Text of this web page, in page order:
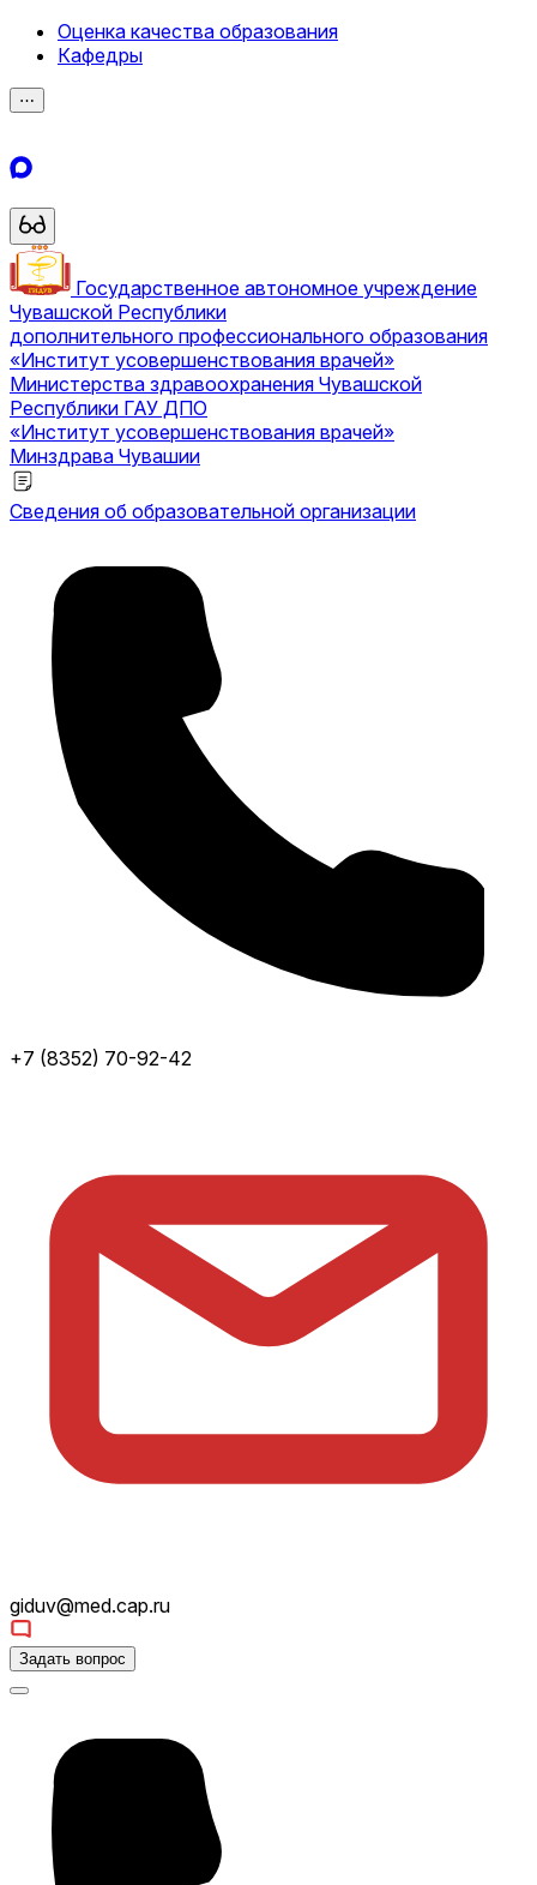
Оценка качества образования
Кафедры
⋯
Государственное автономное учреждение
Чувашской Республики
дополнительного профессионального образования
«Институт усовершенствования врачей»
Министерства здравоохранения Чувашской
Республики ГАУ ДПО
«Институт усовершенствования врачей»
Минздрава Чувашии
Сведения об образовательной организации
+7 (8352) 70-92-42
giduv@med.cap.ru
Задать вопрос